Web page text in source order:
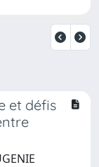
et défis